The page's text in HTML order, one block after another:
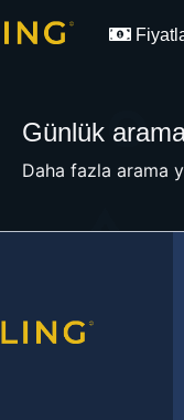
Günlük
Daha fazla arama